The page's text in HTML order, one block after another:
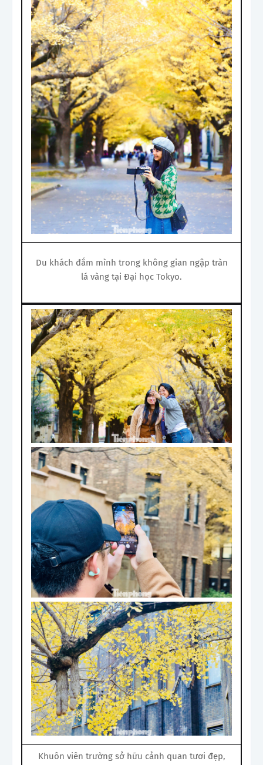
Du khách đắm mình trong không gian ngập tràn
lá vàng tại Đại học Tokyo.
Khuôn viên trường sở hữu cảnh quan tươi đẹp,